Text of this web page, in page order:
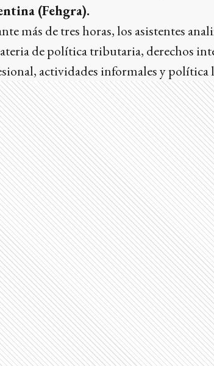
(Fehgra).
más de tres horas, los asistentes
de política tributaria, derechos
actividades informales y política